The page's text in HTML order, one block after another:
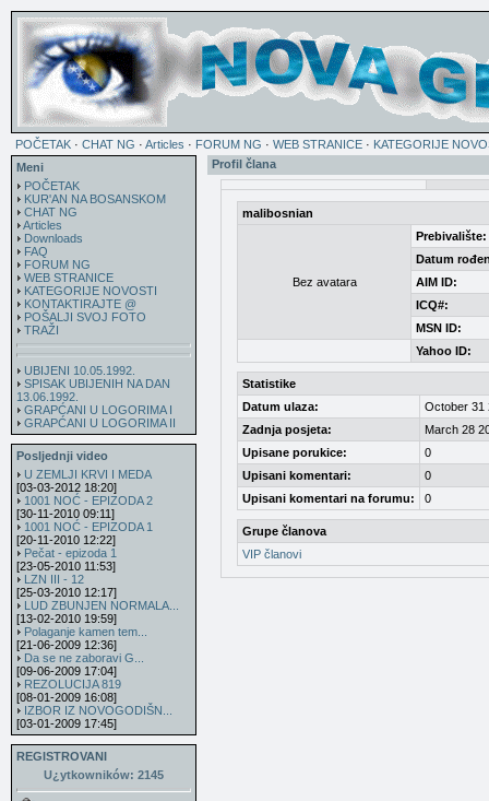
POČETAK · CHAT NG · Articles · FORUM NG · WEB STRANICE · KATEGORIJE
Meni
POČETAK
KUR'AN NA BOSANSKOM
CHAT NG
Articles
Downloads
FAQ
FORUM NG
WEB STRANICE
KATEGORIJE NOVOSTI
KONTAKTIRAJTE @
POŠALJI SVOJ FOTO
TRAŽI
UBIJENI 10.05.1992.
SPISAK UBIJENIH NA DAN
13.06.1992.
GRAPĆANI U LOGORIMA I
GRAPĆANI U LOGORIMA II
Posljednji video
U ZEMLJI KRVI I MEDA
[03-03-2012 18:20]
1001 NOĆ - EPIZODA 2
[30-11-2010 09:11]
1001 NOĆ - EPIZODA 1
[20-11-2010 12:22]
Pečat - epizoda 1
[23-05-2010 11:53]
LZN III - 12
[25-03-2010 12:17]
LUD ZBUNJEN NORMALA...
[13-02-2010 19:59]
Polaganje kamen tem...
[21-06-2009 12:36]
Da se ne zaboravi G...
[09-06-2009 17:04]
REZOLUCIJA 819
[08-01-2009 16:08]
IZBOR IZ NOVOGODIŠN...
[03-01-2009 17:45]
REGISTROVANI
U¿ytkowników: 2145
Profil člana
malibosnian
Bez avatara
Prebivalište:
Datum
AIM ID:
ICQ#:
MSN ID:
Yahoo ID:
Statistike
Datum ulaza:
October 31
Zadnja posjeta:
March 28
Upisane porukice:
0
Upisani komentari:
0
Upisani komentari na forumu:
0
Grupe članova
VIP članovi